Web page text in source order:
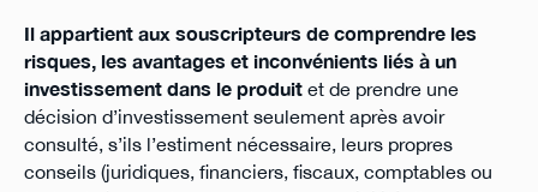
Il appartient aux souscripteurs de comprendre les
risques, les avantages et inconvénients liés à un
investissement dans le produitet de prendre une
décision d’investissement seulement après avoir
consulté, s’ils l’estiment nécessaire, leurs propres
conseils (juridiques, financiers, fiscaux, comptables ou